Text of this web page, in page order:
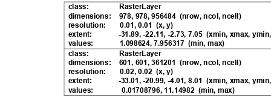
class:
RasterLayer
dimensions: 978, 978, 956484 (nrow, ncol, ncell)
resolution:
extent:
values:
0.01, 0.01 (x, y)
-31.89, -22.11, -2.73, 7.05 (xmin, xmax,
1.098624, 7.956317 (min, max)
class:
RasterLayer
dimensions: 601, 601, 361201
(nrow, ncol, ncell)
resolution:
extent:
values:
0.02, 0.02 (x, y)
-33.01, -20.99, -4.01, 8.01
(xmin, xmax,
0.01708796, 11.14982 (min, max)